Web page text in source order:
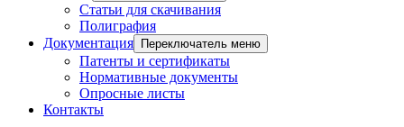
Статьи для скачивания
Полиграфия
Документация
Переключатель меню
Патенты и сертификаты
Нормативные документы
Опросные листы
Контакты